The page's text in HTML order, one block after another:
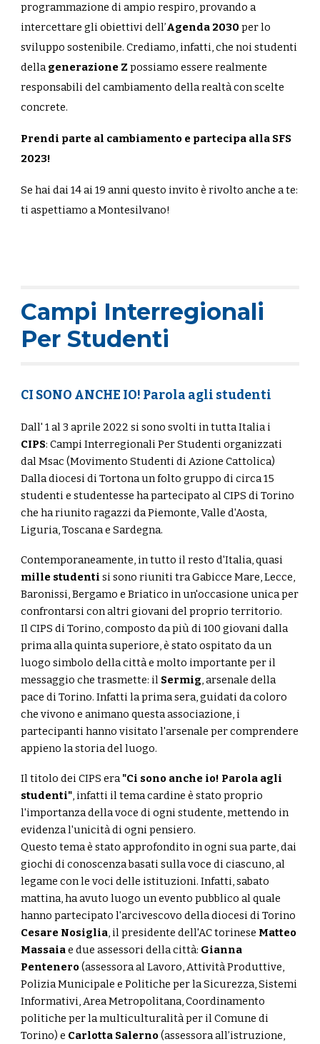
programmazione di ampio respiro, provando a
intercettare gli obiettivi dell’Agenda 2030 per lo
sviluppo sostenibile. Crediamo, infatti, che noi studenti
dellagenerazione Z possiamo essere realmente
responsabili del cambiamento della realtà con scelte
concrete.
Prendi parte al cambiamento e partecipa alla SFS
2023!
Se hai dai 14 ai 19 anni questo invito è rivolto anche a te:
ti aspettiamo a Montesilvano!
Campi Interregionali
Per Studenti
CI SONO ANCHE IO! Parola agli studenti
Dall' 1 al 3 aprile 2022 si sono svolti in tutta Italia i
CIPS: Campi Interregionali Per Studenti organizzati
dal Msac (Movimento Studenti di Azione Cattolica)
Dalla diocesi di Tortona un folto gruppo di circa 15
studenti e studentesse ha partecipato al CIPS di Torino
che ha riunito ragazzi da Piemonte, Valle d'Aosta,
Liguria, Toscana e Sardegna.
Contemporaneamente, in tutto il resto d'Italia, quasi
mille studentisi sono riuniti tra Gabicce Mare, Lecce,
Baronissi, Bergamo e Briatico in un'occasione unica per
confrontarsi con altri giovani del proprio territorio.
Il CIPS di Torino, composto da più di 100 giovani dalla
prima alla quinta superiore, è stato ospitato da un
luogo simbolo della città e molto importante per il
messaggio che trasmette: il Sermig, arsenale della
pace di Torino. Infatti la prima sera, guidati da coloro
che vivono e animano questa associazione, i
partecipanti hanno visitato l'arsenale per comprendere
appieno la storia del luogo.
Il titolo dei CIPS era"Ci sono anche io! Parola agli
studenti", infatti il tema cardine è stato proprio
l'importanza della voce di ogni studente, mettendo in
evidenza l'unicità di ogni pensiero.
Questo tema è stato approfondito in ogni sua parte, dai
giochi di conoscenza basati sulla voce di ciascuno, al
legame con le voci delle istituzioni. Infatti, sabato
mattina, ha avuto luogo un evento pubblico al quale
hanno partecipato l'arcivescovo della diocesi di Torino
Cesare Nosiglia, il presidente dell'AC torinese Matteo
Massaiae due assessori della città: Gianna
Pentenero (assessora al Lavoro, Attività Produttive,
Polizia Municipale e Politiche per la Sicurezza, Sistemi
Informativi, Area Metropolitana, Coordinamento
politiche per la multiculturalità per il Comune di
Torino) e Carlotta Salerno (assessora all’istruzione,